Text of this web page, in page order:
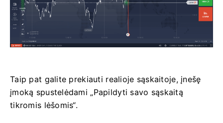
Taip pat galite prekiauti realioje sąskaitoje, įnešę
įmoką spustelėdami „Papildyti savo sąskaitą
tikromis lėšomis“.